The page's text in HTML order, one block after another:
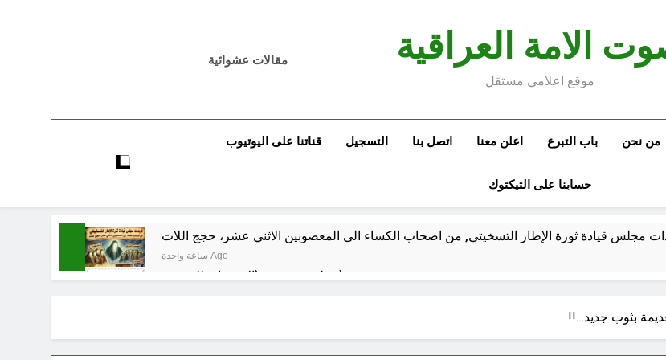
الامة العراقية
موقع اعلامي مستقل
مقالات عشوائية
من نحن باب التبرع اعلن معنا اتصل بنا التسجيل قناتنا على اليوتيوب
حسابنا على التيكتوك
مجلس قيادة ثورة الإطار التسخيتي, من اصحاب الكساء الى المعصوبين الاثني عشر، حجج اللات
ساعة واحدة Ago
مجلس حسيني (الاستجابة للنصيحة)
الكاتبان باقر الزبيدي ورياض سعد يحذران من الجولاني (ح 2) (فاذا سجدوا فليكونوا من ورائكم)
من كان المستفيد الأكبر من الغزو العراقي للكويت؟ وجدلية بناء الدولة
بثوب جديد…!!